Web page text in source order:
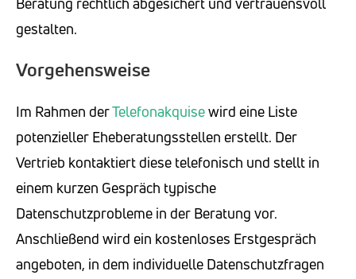
gestalten.
Vorgehensweise
Im Rahmen derTelefonakquisewird eine Liste
potenzieller Eheberatungsstellen erstellt. Der
Vertrieb kontaktiert diese telefonisch und stellt in
einem kurzen Gespräch typische
Datenschutzprobleme in der Beratung vor.
Anschließend wird ein kostenloses Erstgespräch
angeboten, in dem individuelle Datenschutzfragen